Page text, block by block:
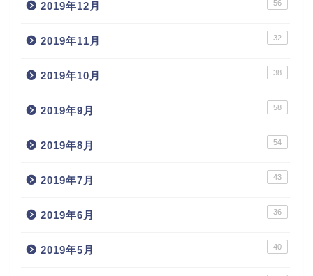
2019年12月 56
2019年11月 32
2019年10月 38
2019年9月 58
2019年8月 54
2019年7月 43
2019年6月 36
2019年5月 40